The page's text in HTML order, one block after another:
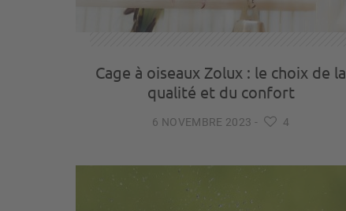
Cage à oiseaux Zolux : le choix de la
qualité et du confort
6 NOVEMBRE 2023 - 4